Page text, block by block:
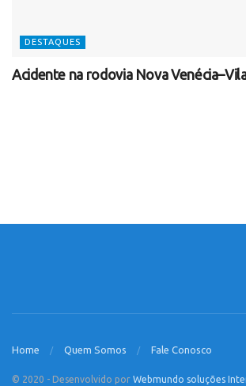
DESTAQUES
Acidente na rodovia Nova
Home Quem Somos Fale Conosco
© 2020 - Desenvolvido por Webmundo soluções